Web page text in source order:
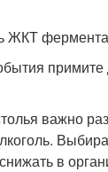
ЖКТ
важно
в